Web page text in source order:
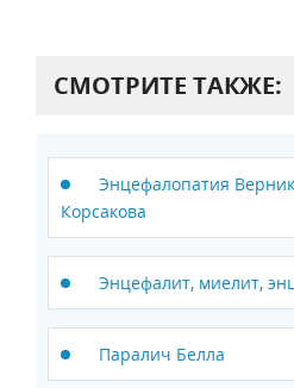
СМОТРИТЕ ТАКЖЕ:
Энцефалопатия
Корсакова
Энцефалит, миелит,
Паралич Белла